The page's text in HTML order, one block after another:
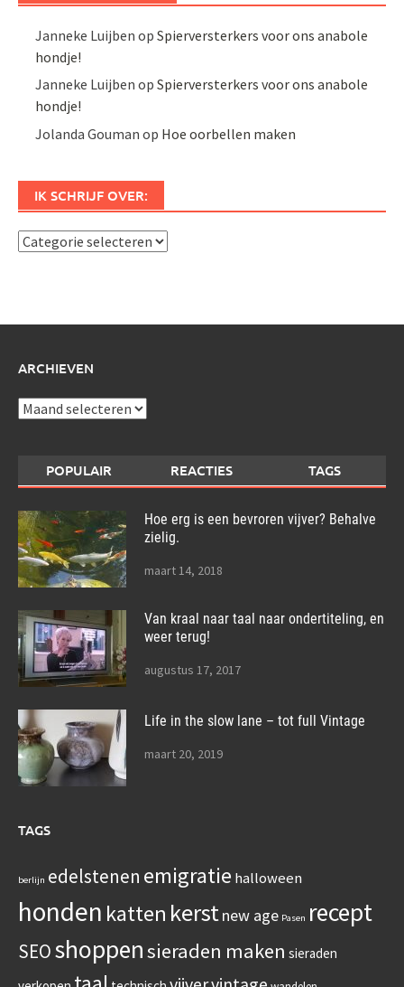
Janneke Luijben opSpierversterkers voor ons anabole
hondje!
Janneke Luijben opSpierversterkers voor ons anabole
hondje!
Jolanda Gouman op Hoe oorbellen maken
IK SCHRIJF OVER:
Ik
ARCHIEVEN
Archieven
POPULAIR REACTIES TAGS
Hoe erg is een bevroren vijver? Behalve
zielig.
maart 14, 2018
Van kraal naar taal naar ondertiteling, en
weer terug!
augustus 17, 2017
Life in the slow lane – tot full Vintage
maart 20, 2019
TAGS
berlijn edelstenen emigratie halloween
honden katten kerstnew age Pasen recept
SEOshoppensieraden maken sieraden